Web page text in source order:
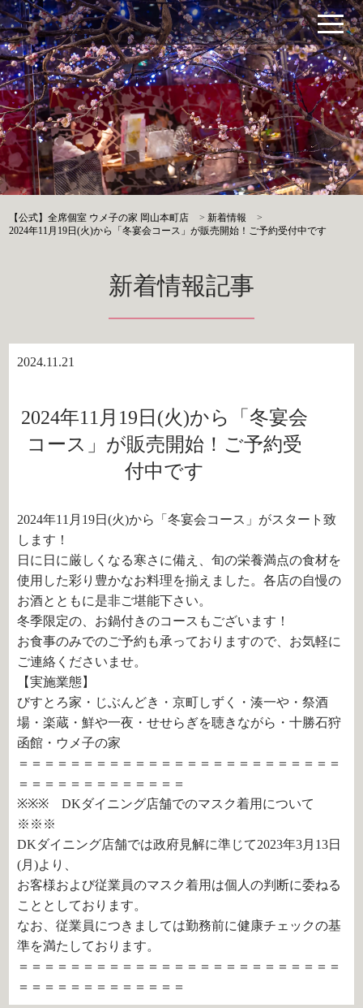
【公式】全席個室 ウメ子の家 岡山本町店 >新着情報
>
2024年11月19日(火)から「冬宴会コース」が販売開始！ご予約受付中です
新着情報記事
2024.11.21
2024年11月19日(火)から「冬宴会
コース」が販売開始！ご予約受
付中です
2024年11月19日(火)から「冬宴会コース」がスタート致
します！
日に日に厳しくなる寒さに備え、旬の栄養満点の食材を
使用した彩り豊かなお料理を揃えました。各店の自慢の
お酒とともに是非ご堪能下さい。
冬季限定の、お鍋付きのコースもございます！
お食事のみでのご予約も承っておりますので、お気軽に
ご連絡くださいませ。
【実施業態】
びすとろ家・じぶんどき・京町しずく・湊一や・祭酒
場・楽蔵・鮮や一夜・せせらぎを聴きながら・十勝石狩
函館・ウメ子の家
＝＝＝＝＝＝＝＝＝＝＝＝＝＝＝＝＝＝＝＝＝＝＝＝＝
＝＝＝＝＝＝＝＝＝＝＝＝＝
※※※ DKダイニング店舗でのマスク着用について
※※※
DKダイニング店舗では政府見解に準じて2023年3月13日
(月)より、
お客様および従業員のマスク着用は個人の判断に委ねる
こととしております。
なお、従業員につきましては勤務前に健康チェックの基
準を満たしております。
＝＝＝＝＝＝＝＝＝＝＝＝＝＝＝＝＝＝＝＝＝＝＝＝＝
＝＝＝＝＝＝＝＝＝＝＝＝＝